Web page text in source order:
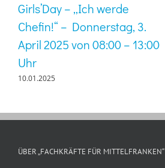
Girls’Day – „Ich werde
Chefin!“ – Donnerstag, 3.
April 2025 von 08:00 – 13:00
Uhr
10.01.2025
ÜBER „FACHKRÄFTE FÜR MITTELFRANKEN“